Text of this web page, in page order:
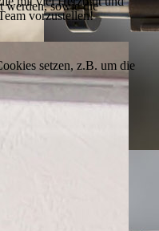
vorzustellen!
werden, sowie die
setzen, z.B. um die